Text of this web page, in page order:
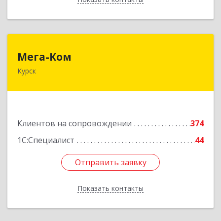
Мега-Ком
Курск
Клиентов на сопровождении
374
1С:Специалист
44
Отправить заявку
Показать контакты
305001, Курская обл, Курск г, Красной Армии ул,
Отправить заявку
Назад